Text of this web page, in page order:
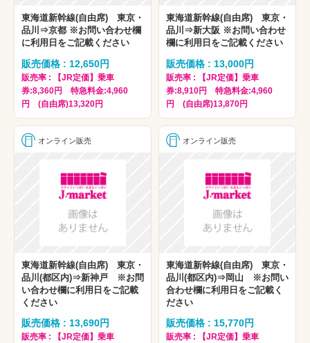
東海道新幹線(自由席) 東京・
品川⇒京都 ※お問い合わせ欄
に利用日をご記載ください
販売価格 : 12,650円
販売率 : 【JR定価】乗車
券:8,360円 特急料金:4,960
円 (自由席)13,320円
東海道新幹線(自由席) 東京・
品川⇒新大阪 ※お問い合わせ
欄に利用日をご記載ください
販売価格 : 13,000円
販売率 : 【JR定価】乗車
券:8,910円 特急料金:4,960
円 (自由席)13,870円
オンライン販売
東海道新幹線(自由席) 東京・
品川(都区内)⇒新神戸 ※お問
い合わせ欄に利用日をご記載
ください
販売価格 : 13,690円
販売率 : 【JR定価】乗車
オンライン販売
東海道新幹線(自由席) 東京・
品川(都区内)⇒岡山 ※お問い
合わせ欄に利用日をご記載く
ださい
販売価格 : 15,770円
販売率 : 【JR定価】乗車